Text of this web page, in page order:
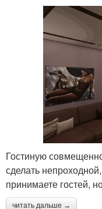
Гостиную
сделать
принимаете гостей,
читать дальше →